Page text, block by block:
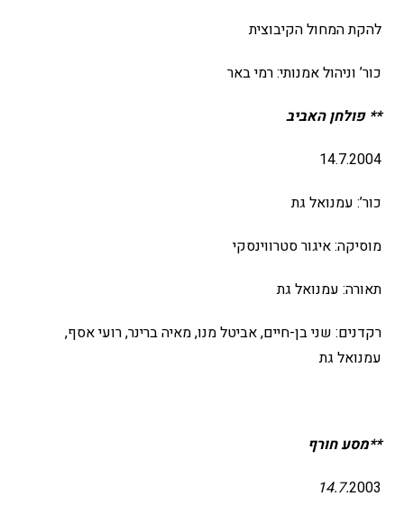
להקת המחול הקיבוצית
כור’ וניהול אמנותי: רמי באר
** פולחן האביב
14.7.2004
כור’: עמנואל גת
מוסיקה: איגור סטרווינסקי
תאורה: עמנואל גת
רקדנים: שני בן-חיים, אביטל מנו, מאיה ברינר, רועי אסף,
עמנואל גת
**מסע חורף
14.7.2003